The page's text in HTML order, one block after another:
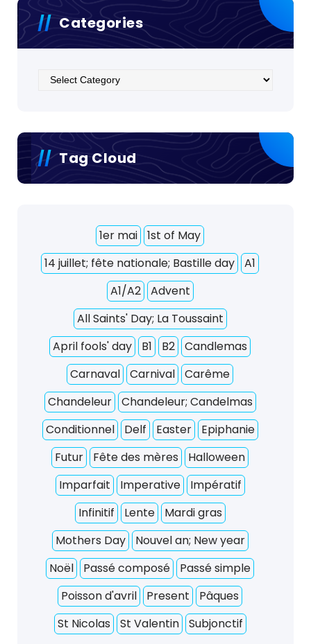
Categories
Categories
Tag Cloud
1er mai
1st of May
14 juillet; fête nationale; Bastille day
A1
A1/A2
Advent
All Saints' Day; La Toussaint
April fools' day
B1 B2
Candlemas
Carnaval
Carnival
Carême
Chandeleur
Chandeleur; Candelmas
Conditionnel
Delf Easter
Epiphanie
Futur
Fête des mères
Halloween
Imparfait
Imperative
Impératif
Infinitif
Lente
Mardi gras
Mothers Day
Nouvel an; New year
Noël
Passé composé
Passé simple
Poisson d'avril
Present
Pâques
St Nicolas
St Valentin Subjonctif